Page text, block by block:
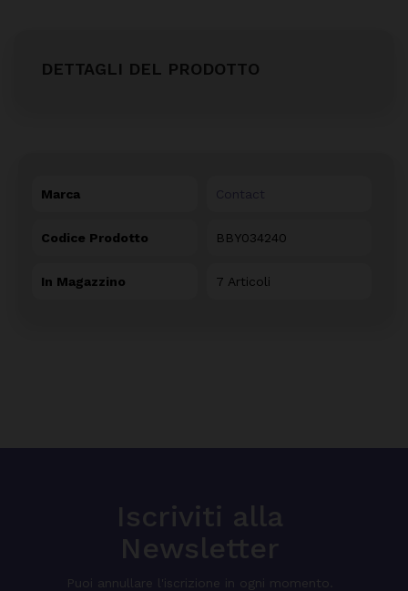
DETTAGLI DEL PRODOTTO
Marca Contact
Codice Prodotto BBY034240
In Magazzino 7 Articoli
Iscriviti alla
Newsletter
Puoi annullare l'iscrizione in ogni momento.